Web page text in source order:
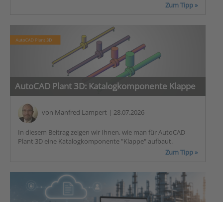
Zum Tipp »
AutoCAD Plant 3D: Katalogkomponente Klappe
von Manfred Lampert | 28.07.2026
In diesem Beitrag zeigen wir Ihnen, wie man für AutoCAD
Plant 3D eine Katalogkomponente "Klappe" aufbaut.
Zum Tipp »